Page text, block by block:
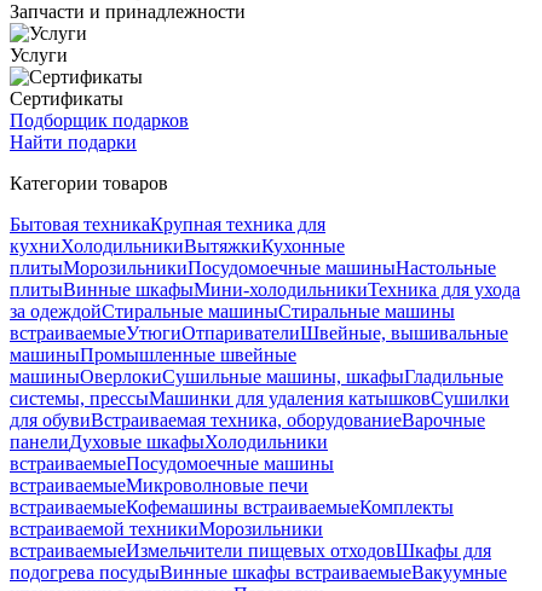
Запчасти и принадлежности
Услуги
Сертификаты
Подборщик подарков
Найти подарки
Категории товаров
Бытовая техникаКрупная техника для
кухниХолодильникиВытяжкиКухонные
плитыМорозильникиПосудомоечные машиныНастольные
плитыВинные шкафыМини-холодильникиТехника для ухода
за одеждойСтиральные машиныСтиральные машины
встраиваемыеУтюгиОтпаривателиШвейные, вышивальные
машиныПромышленные швейные
машиныОверлокиСушильные машины, шкафыГладильные
системы, прессыМашинки для удаления катышковСушилки
для обувиВстраиваемая техника, оборудованиеВарочные
панелиДуховые шкафыХолодильники
встраиваемыеПосудомоечные машины
встраиваемыеМикроволновые печи
встраиваемыеКофемашины встраиваемыеКомплекты
встраиваемой техникиМорозильники
встраиваемыеИзмельчители пищевых отходовШкафы для
подогрева посудыВинные шкафы встраиваемыеВакуумные